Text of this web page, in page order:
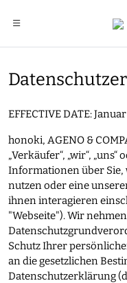
EFFECTIVE DATE:
honoki, AGENO &
„Verkäufer“, „wir“,
Informationen über Sie,
nutzen oder eine
ihnen interagieren
"Webseite"). Wir
Schutz Ihrer
an die gesetzlichen
Datenschutzerklärung